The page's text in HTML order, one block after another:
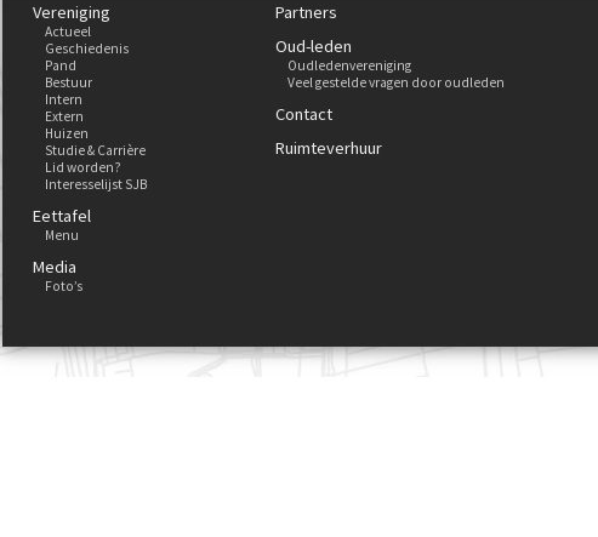
Vereniging
Actueel
Geschiedenis
Pand
Bestuur
Intern
Extern
Huizen
Studie & Carrière
Lid worden?
Interesselijst SJB
Eettafel
Menu
Media
Foto’s
Partners
Oud-leden
Oudledenvereniging
Veel gestelde vragen door oudleden
Contact
Ruimteverhuur